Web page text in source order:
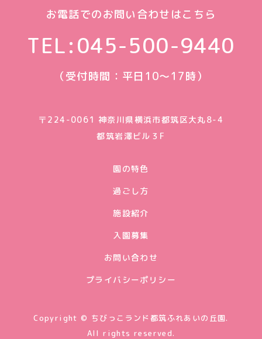
お電話でのお問い合わせはこちら
TEL:045-500-9440
（受付時間：平日10〜17時）
〒224-0061 神奈川県横浜市都筑区大丸8-4
都筑岩澤ビル３F
園の特色
過ごし方
施設紹介
入園募集
お問い合わせ
プライバシーポリシー
Copyright © ちびっこランド都筑ふれあいの丘園.
All rights reserved.